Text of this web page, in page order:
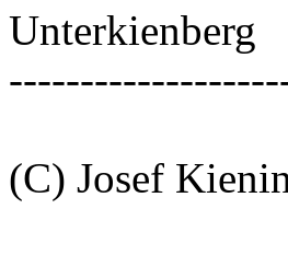
Unterkienberg
(C) Josef